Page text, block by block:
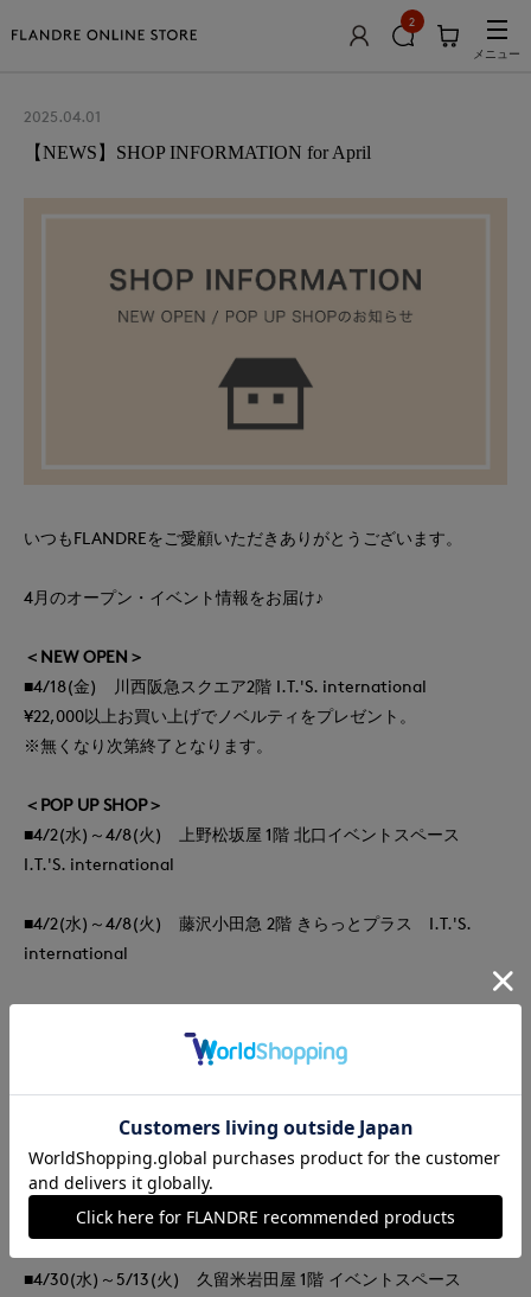
2
メニュー
2025.04.01
【NEWS】SHOP INFORMATION for April
いつもFLANDREをご愛顧いただきありがとうございます。
4月のオープン・イベント情報をお届け♪
＜NEW OPEN＞
■4/18(金) 川西阪急スクエア2階 I.T.'S. international
¥22,000以上お買い上げでノベルティをプレゼント。
※無くなり次第終了となります。
＜POP UP SHOP＞
■4/2(水)～4/8(火) 上野松坂屋 1階 北口イベントスペース
I.T.'S. international
■4/2(水)～4/8(火) 藤沢小田急 2階 きらっとプラス I.T.'S.
international
■4/2(水)～4/8(火) 佐賀玉屋南館 1階 イベントスペース I.T.'S.
international
■4/23(水)～4/29(火) 千里阪急 2階 イベントスペース I.T.'S.
international
■4/30(水)～5/13(火) 久留米岩田屋 1階 イベントスペース